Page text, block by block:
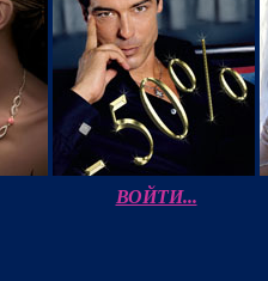
ВОЙТИ...